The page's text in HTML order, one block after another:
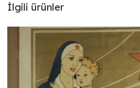
İlgili ürünler